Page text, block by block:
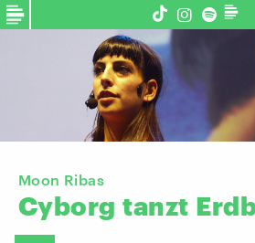
Moon Ribas
Cyborg tanzt